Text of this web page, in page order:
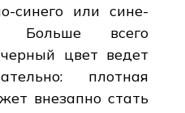
синего или сине-
Больше всего
цвет ведет
плотная
внезапно стать